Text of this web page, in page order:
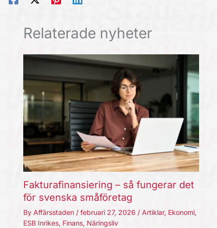
Relaterade nyheter
Fakturafinansiering – så fungerar det
för svenska småföretag
By Affärsstaden / februari 27, 2026 / Artiklar, Ekonomi,
ESB Inrikes, Finans, Näringsliv